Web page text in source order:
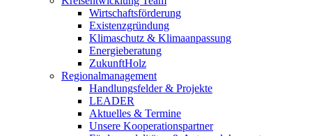
Wirtschaftsförderung
Existenzgründung
Klimaschutz & Klimaanpassung
Energieberatung
ZukunftHolz
Regionalmanagement
Handlungsfelder & Projekte
LEADER
Aktuelles & Termine
Unsere Kooperationspartner